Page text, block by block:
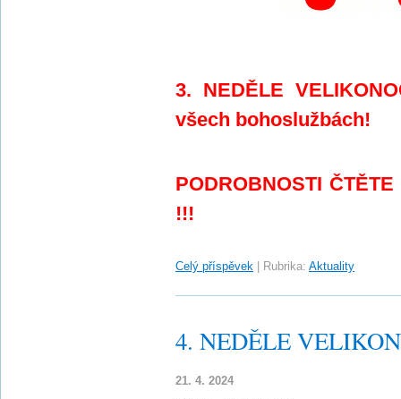
3. NEDĚLE
všech bohoslužbách!
PODROBNOSTI
!!!
Celý příspěvek Rubrika: Aktuality
4. NEDĚLE
21. 4. 2024